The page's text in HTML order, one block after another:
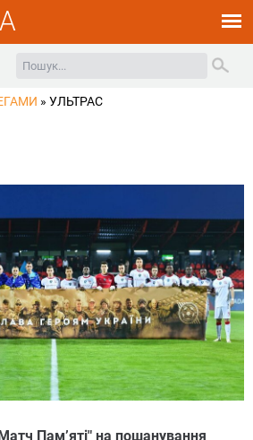
» УЛЬТРАС
Памʼяті" на пошанування